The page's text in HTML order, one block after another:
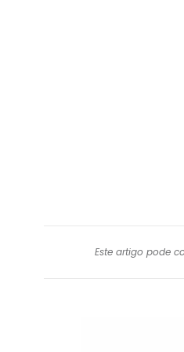
Este artigo pode